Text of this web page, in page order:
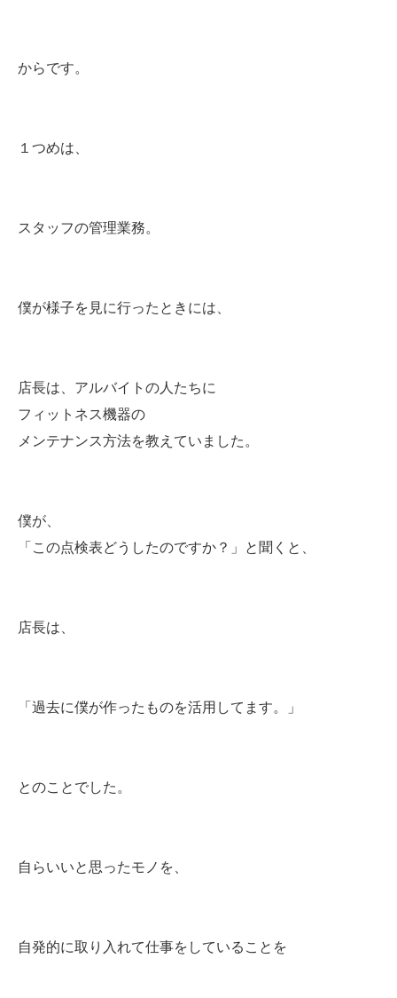
からです。
１つめは、
スタッフの管理業務。
僕が様子を見に行ったときには、
店長は、アルバイトの人たちに
フィットネス機器の
メンテナンス方法を教えていました。
僕が、
「この点検表どうしたのですか？」と聞くと、
店長は、
「過去に僕が作ったものを活用してます。」
とのことでした。
自らいいと思ったモノを、
自発的に取り入れて仕事をしていることを